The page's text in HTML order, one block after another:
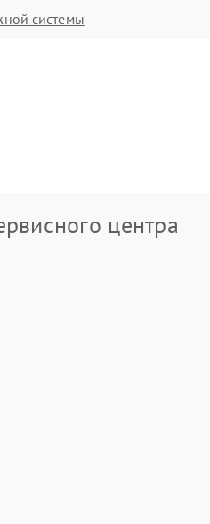
системы
центра